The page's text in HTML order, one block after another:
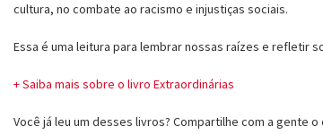
cultura, no combate ao racismo e injustiças sociais.
Essa é uma leitura para lembrar nossas raízes e refletir
+ Saiba mais sobre o livro Extraordinárias
Você já leu um desses livros? Compartilhe com a gente